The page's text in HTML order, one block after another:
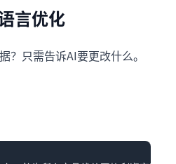
言优化
？只需告诉AI要更改什么。